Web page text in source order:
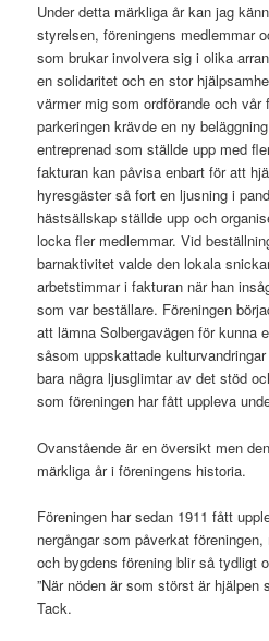
Under detta märkliga år kan jag
styrelsen, föreningens medlemmar
som brukar involvera sig i olika
en solidaritet och en stor
värmer mig som ordförande och vår
parkeringen krävde en ny
entreprenad som ställde upp med
fakturan kan påvisa enbart för att
hyresgäster så fort en ljusning i
hästsällskap ställde upp och
locka fler medlemmar. Vid
barnaktivitet valde den lokala
arbetstimmar i fakturan när han
som var beställare. Föreningen
att lämna Solbergavägen för kunna
såsom uppskattade
bara några ljusglimtar av det stöd
som föreningen har fått uppleva
Ovanstående är en översikt men
märkliga år i föreningens historia.
Föreningen har sedan 1911 fått
nergångar som påverkat
och bygdens förening blir så tydligt
”När nöden är som störst är hjälpen
Tack.